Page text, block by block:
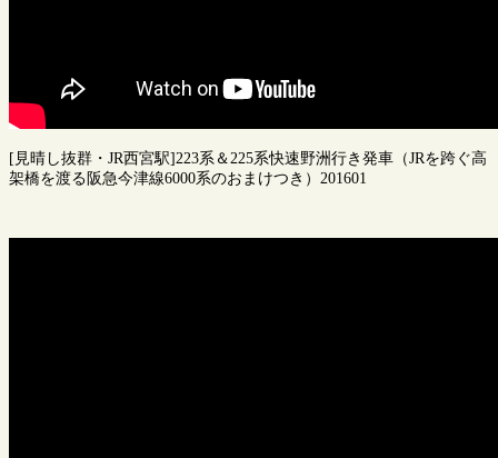
[見晴し抜群・JR西宮駅]223系＆225系快速野洲行き発車（JRを跨ぐ高
架橋を渡る阪急今津線6000系のおまけつき）201601